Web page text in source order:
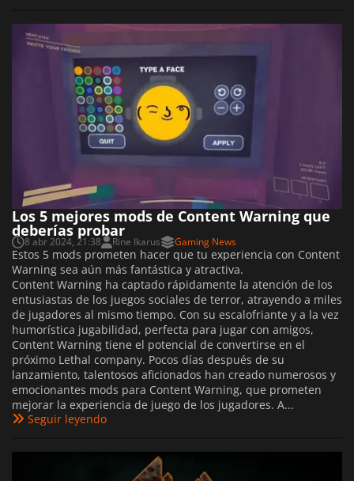
Los 5 mejores mods de Content Warning que
deberías probar
8 abr 2024, 21:38 Rine Ikarus Gaming News
Estos 5 mods prometen hacer que tu experiencia con Content
Warning sea aún más fantástica y atractiva.
Content Warning ha captado rápidamente la atención de los
entusiastas de los juegos sociales de terror, atrayendo a miles
de jugadores al mismo tiempo. Con su escalofriante y a la vez
humorística jugabilidad, perfecta para jugar con amigos,
Content Warning tiene el potencial de convertirse en el
próximo Lethal company. Pocos días después de su
lanzamiento, talentosos aficionados han creado numerosos y
emocionantes mods para Content Warning, que prometen
mejorar la experiencia de juego de los jugadores. A...
Seguir leyendo